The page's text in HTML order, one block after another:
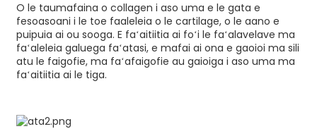
O le taumafaina o collagen i aso uma e le gata e
fesoasoani i le toe faaleleia o le cartilage, o le aano e
puipuia ai ou sooga. E faʻaitiitia ai foʻi le faʻalavelave ma
faʻaleleia galuega faʻatasi, e mafai ai ona e gaoioi ma sili
atu le faigofie, ma faʻafaigofie au gaioiga i aso uma ma
faʻaitiitia ai le tiga.